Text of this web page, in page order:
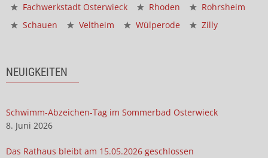
Fachwerkstadt Osterwieck
Rhoden
Rohrsheim
Schauen
Veltheim Wülperode Zilly
NEUIGKEITEN
Schwimm-Abzeichen-Tag im Sommerbad Osterwieck
8. Juni 2026
Das Rathaus bleibt am 15.05.2026 geschlossen